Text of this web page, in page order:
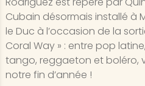
Cubain désormais installé à
le Duc à l’occasion de la
Coral Way » : entre pop
tango, reggaeton et boléro,
notre fin d’année !